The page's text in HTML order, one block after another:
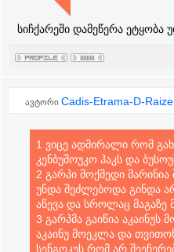
სიჩქარეში დამეწერა ეტყობა
ავტორი Cadis-Etrama-D-
1 ვიცე ადმირალი რომ
კენბუშოუკო ჰაკს და
2 გარპი მოქმედი
უნდა შეძლებოდა გინდა
აწევა და სროლაც მაგაზე
3 გარპმა გაიწია აკაინუს
აკაინუ მოეკლა და
სენგოკუს რომ არ